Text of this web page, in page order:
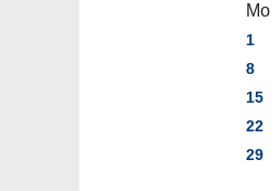
Mo
1
8
15
22
29